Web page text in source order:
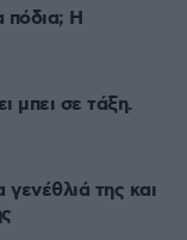
πόδια; Η
μπει σε τάξη.
της και